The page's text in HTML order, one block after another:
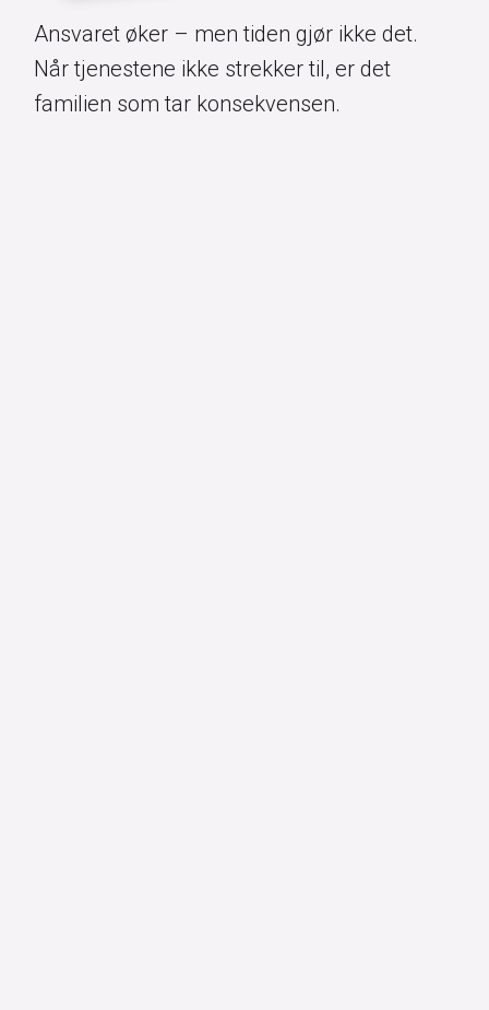
Ansvaret øker – men tiden gjør ikke det.
Når tjenestene ikke strekker til, er det
familien som tar konsekvensen.